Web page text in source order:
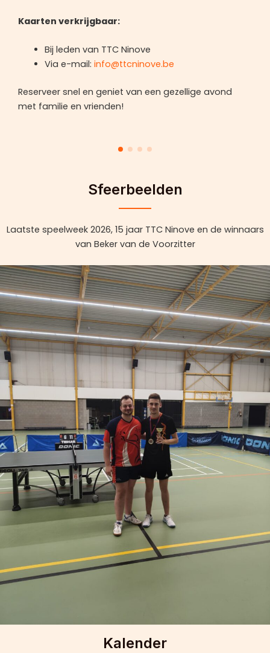
Kaarten verkrijgbaar:
Bij leden van TTC Ninove
Via e-mail: info@ttcninove.be
Reserveer snel en geniet van een gezellige avond
met familie en vrienden!
Sfeerbeelden
Laatste speelweek 2026, 15 jaar TTC Ninove en de winnaars
van Beker van de Voorzitter
Kalender